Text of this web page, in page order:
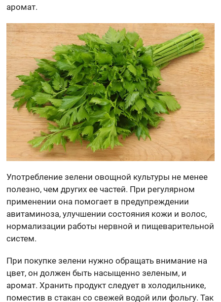
аромат.
Употребление зелени овощной культуры не менее
полезно, чем других ее частей. При регулярном
применении она помогает в предупреждении
авитаминоза, улучшении состояния кожи и волос,
нормализации работы нервной и пищеварительной
систем.
При покупке зелени нужно обращать внимание на
цвет, он должен быть насыщенно зеленым, и
аромат. Хранить продукт следует в холодильнике,
поместив в стакан со свежей водой или фольгу. Так